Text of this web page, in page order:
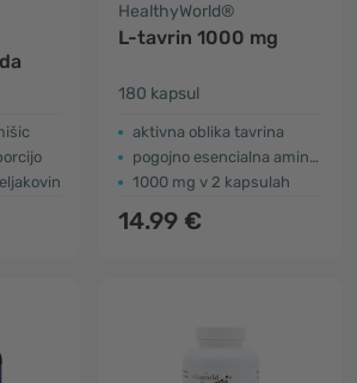
HealthyWorld®
L-tavrin 1000 mg
180 kapsul
aktivna oblika tavrina
pogojno esencialna aminokislina
1000 mg v 2 kapsulah
14.99 €